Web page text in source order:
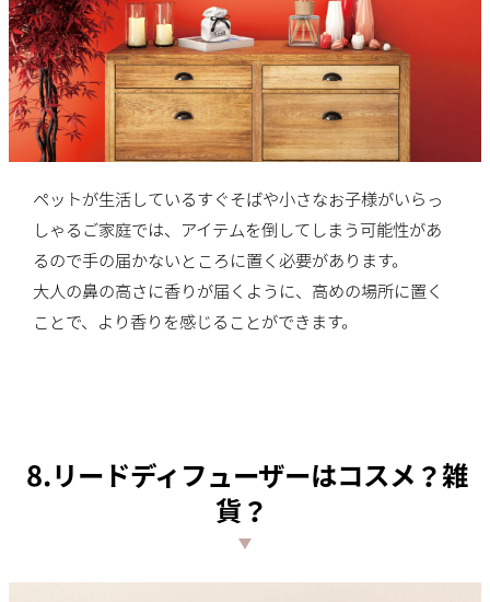
ペットが生活しているすぐそばや小さなお子様がいらっ
しゃるご家庭では、アイテムを倒してしまう可能性があ
るので手の届かないところに置く必要があります。
大人の鼻の高さに香りが届くように、高めの場所に置く
ことで、より香りを感じることができます。
8.リードディフューザーはコスメ？雑
貨？